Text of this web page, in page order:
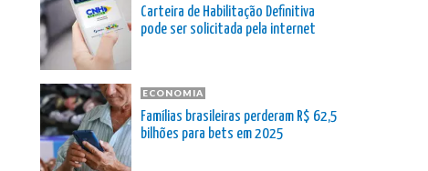
Carteira de Habilitação Definitiva
pode ser solicitada pela internet
ECONOMIA
Famílias brasileiras perderam R$ 62,5
bilhões para bets em 2025